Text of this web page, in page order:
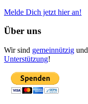
Melde Dich jetzt hier an!
Über uns
Wir sind gemeinnützig
Unterstützung!